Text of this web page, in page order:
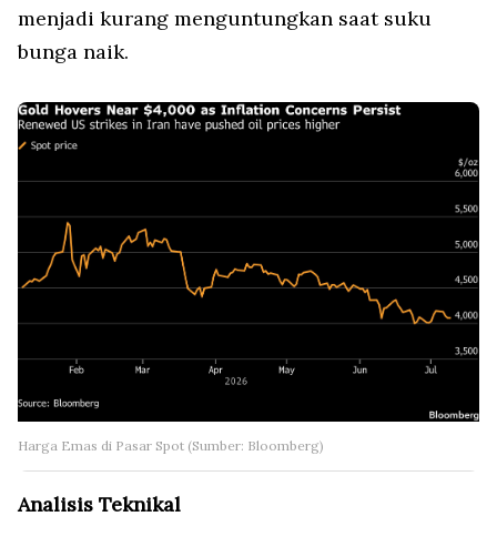
menjadi kurang menguntungkan saat suku
bunga naik.
Harga Emas di Pasar Spot (Sumber: Bloomberg)
Analisis Teknikal